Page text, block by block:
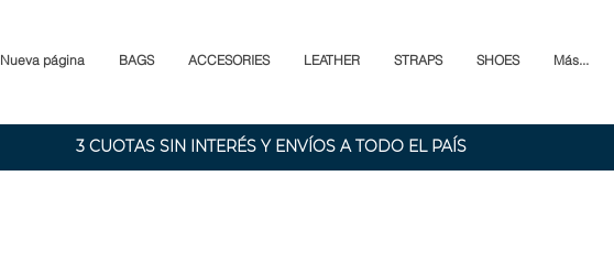
Nueva página BAGS ACCESORIES LEATHER STRAPS SHOES Más...
3 CUOTAS SIN INTERÉS Y ENVÍOS A TODO EL PAÍS